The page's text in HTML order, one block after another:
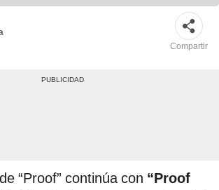
Compartir
“Proof” continúa con “Proof